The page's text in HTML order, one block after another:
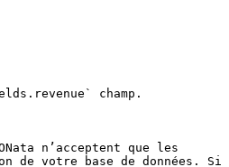
de votre base de données. Si